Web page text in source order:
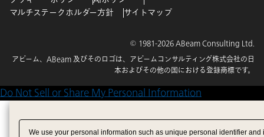
マルチステークホルダー方針
サイトマップ
© 1981-2026 ABeam Consulting Ltd.
アビーム、ABeam 及びそのロゴは、アビームコンサルティング株式会社の日
本およびその他の国における登録商標です。
Do Not Sell or Share My Personal Information
We use your personal information such as unique personal identifier